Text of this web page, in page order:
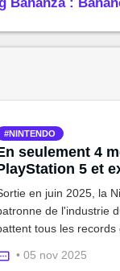
NINTENDO
seulement 4
5 et
en juin 2025, la
de l'industrie
tous les
occasionnels !
• 05 nov 2025